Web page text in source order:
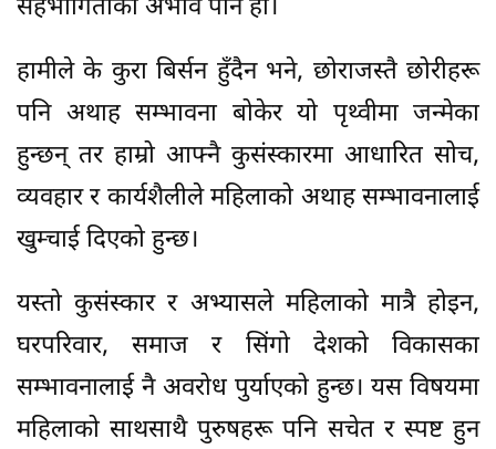
सहभागिताको अभाव पनि हो।
हामीले के कुरा बिर्सन हुँदैन भने, छोराजस्तै छोरीहरू
पनि अथाह सम्भावना बोकेर यो पृथ्वीमा जन्मेका
हुन्छन् तर हाम्रो आफ्नै कुसंस्कारमा आधारित सोच,
व्यवहार र कार्यशैलीले महिलाको अथाह सम्भावनालाई
खुम्चाई दिएको हुन्छ।
यस्तो कुसंस्कार र अभ्यासले महिलाको मात्रै होइन,
घरपरिवार, समाज र सिंगो देशको विकासका
सम्भावनालाई नै अवरोध पुर्याएको हुन्छ। यस विषयमा
महिलाको साथसाथै पुरुषहरू पनि सचेत र स्पष्ट हुन